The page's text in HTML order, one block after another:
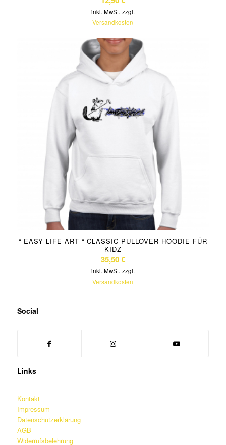
inkl. MwSt. zzgl.
Versandkosten
“ EASY LIFE ART “ CLASSIC PULLOVER HOODIE FÜR
KIDZ
35,50€
inkl. MwSt. zzgl.
Versandkosten
Social
Links
Kontakt
Impressum
Datenschutzerklärung
AGB
Widerrufsbelehrung